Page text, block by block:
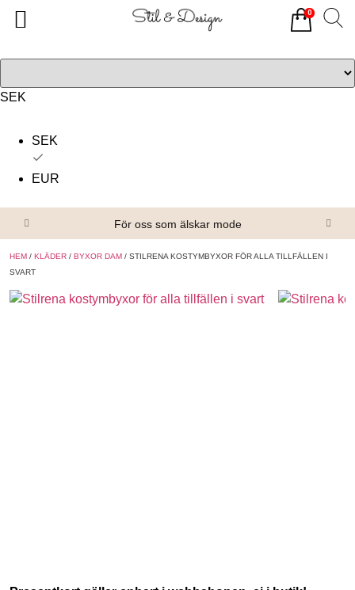
SEK
SEK
EUR
För oss som älskar mode
HEM / KLÄDER / BYXOR DAM / STILRENA KOSTYMBYXOR FÖR ALLA TILLFÄLLEN I
SVART
0
Alla produkter
Om oss